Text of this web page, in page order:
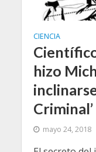
CIENCIA
hizo
Criminal’
mayo 24, 2018